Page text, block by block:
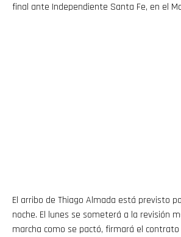
final ante Independiente Santa Fe, en el
El arribo de Thiago Almada está previsto
noche. El lunes se someterá a la revisión
marcha como se pactó, firmará el